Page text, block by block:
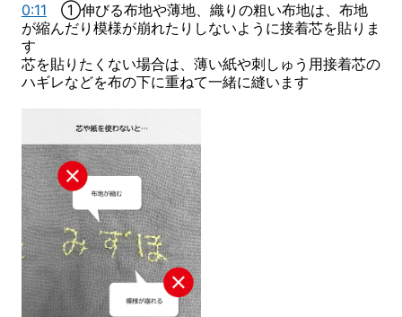
0:11 ①伸びる布地や薄地、織りの粗い布地は、布地
が縮んだり模様が崩れたりしないように接着芯を貼りま
す
芯を貼りたくない場合は、薄い紙や刺しゅう用接着芯の
ハギレなどを布の下に重ねて一緒に縫います